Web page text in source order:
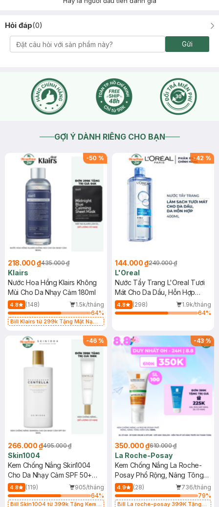
Hỏi đáp(0)
Gửi
GỢI Ý DÀNH RIÊNG CHO BẠN
-50 %
218.000 ₫435.000 ₫
Klairs
Nước Hoa Hồng Klairs Không
Mùi Cho Da Nhạy Cảm 180ml
4.8 (148)
1.5k/tháng
64%
Bill Klairs từ 299k Tặng Mặt Nạ
25ml (SL Có Hạn)
-42 %
144.000 ₫249.000 ₫
L'Oreal
Nước Tẩy Trang L'Oreal Tươi
Mát Cho Da Dầu, Hỗn Hợp
400ml
4.8 (298)
1.9k/tháng
64%
-46 %
266.000 ₫495.000 ₫
Skin1004
Kem Chống Nắng Skin1004
Cho Da Nhạy Cảm SPF 50+
50ml
4.8 (119)
905/tháng
64%
Bill Skin1004 từ 399k Tặng Kem
-43%
350.000 ₫610.000 ₫
La Roche-Posay
Kem Chống Nắng La Roche-
Posay Phổ Rộng, Nâng Tông
Kiềm Dầu 50ml
4.9 (28)
736/tháng
79%
Bill La roche-posay 399K Tặng